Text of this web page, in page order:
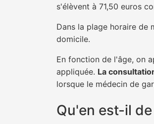
s'élèvent à 71,50 euros
Dans la plage horaire de
domicile.
En fonction de l'âge, on
appliquée. La
lorsque le médecin de
Qu'en est-il